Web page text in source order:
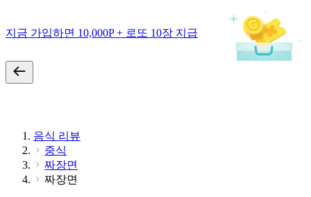
지금 가입하면 10,000P + 로또 10장 지급
음식 리뷰
중식
짜장면
짜장면